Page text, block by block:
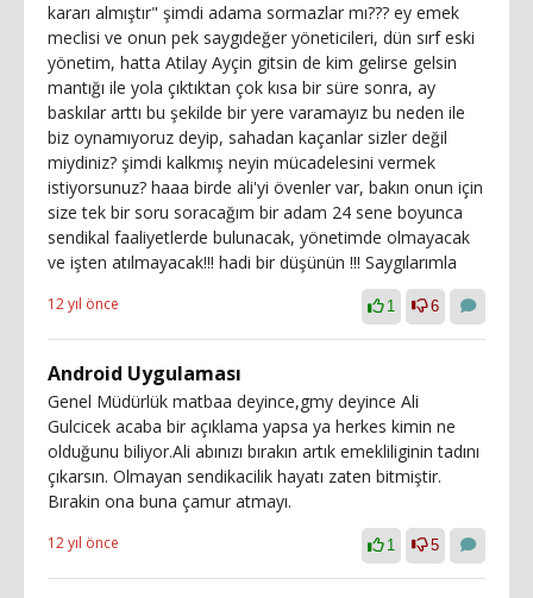
kararı almıştır" şimdi adama sormazlar mı??? ey emek
meclisi ve onun pek saygıdeğer yöneticileri, dün sırf eski
yönetim, hatta Atilay Ayçin gitsin de kim gelirse gelsin
mantığı ile yola çıktıktan çok kısa bir süre sonra, ay
baskılar arttı bu şekilde bir yere varamayız bu neden ile
biz oynamıyoruz deyip, sahadan kaçanlar sizler değil
miydiniz? şimdi kalkmış neyin mücadelesini vermek
istiyorsunuz? haaa birde ali'yi övenler var, bakın onun için
size tek bir soru soracağım bir adam 24 sene boyunca
sendikal faaliyetlerde bulunacak, yönetimde olmayacak
ve işten atılmayacak!!! hadi bir düşünün !!! Saygılarımla
12 yıl önce 1 6
Android Uygulaması
Genel Müdürlük matbaa deyince,gmy deyince Ali
Gulcicek acaba bir açıklama yapsa ya herkes kimin ne
olduğunu biliyor.Ali abınızı bırakın artık emekliliginin tadını
çıkarsın. Olmayan sendikacilik hayatı zaten bitmiştir.
Bırakin ona buna çamur atmayı.
12 yıl önce 1 5